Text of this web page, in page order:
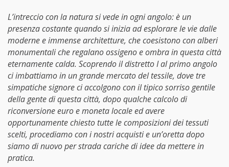
L’intreccio con la natura si vede in ogni angolo: è un
presenza costante quando si inizia ad esplorare le vie dalle
moderne e immense architetture, che coesistono con alberi
monumentali che regalano ossigeno e ombra in questa città
eternamente calda. Scoprendo il distretto I al primo angolo
ci imbattiamo in un grande mercato del tessile, dove tre
simpatiche signore ci accolgono con il tipico sorriso gentile
della gente di questa città, dopo qualche calcolo di
riconversione euro e moneta locale ed avere
opportunamente chiesto tutte le composizioni dei tessuti
scelti, procediamo con i nostri acquisti e un’oretta dopo
siamo di nuovo per strada cariche di idee da mettere in
pratica.